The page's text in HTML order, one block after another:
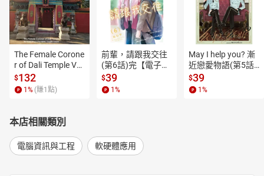
The Female Corone
r of Dali Temple Vo
l.6【有聲書】
$132
1 % (賺1 點)
前輩，請跟我交往
(第6話)完【電子
書】
$39
1 %
May I help you? 漸
近戀愛物語(第5話)
【電子書】
$39
1 %
本店相關類別
電腦資訊與工程 軟硬體應用